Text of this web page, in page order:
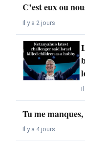
C’est eux ou
Il y a 2 jours
Tu me
Il y a 4 jours